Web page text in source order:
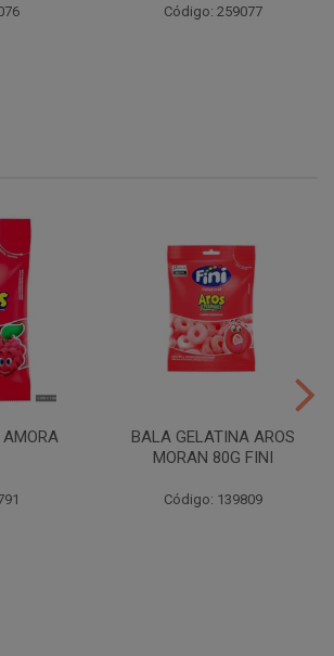
Código: 259077
BALA GELATINA AROS
MORAN 80G FINI
Código: 139809